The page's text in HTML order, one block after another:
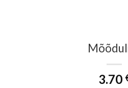
3.70